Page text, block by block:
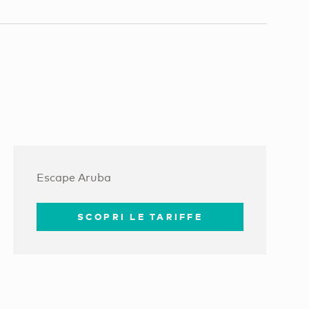
Escape Aruba
SCOPRI LE TARIFFE